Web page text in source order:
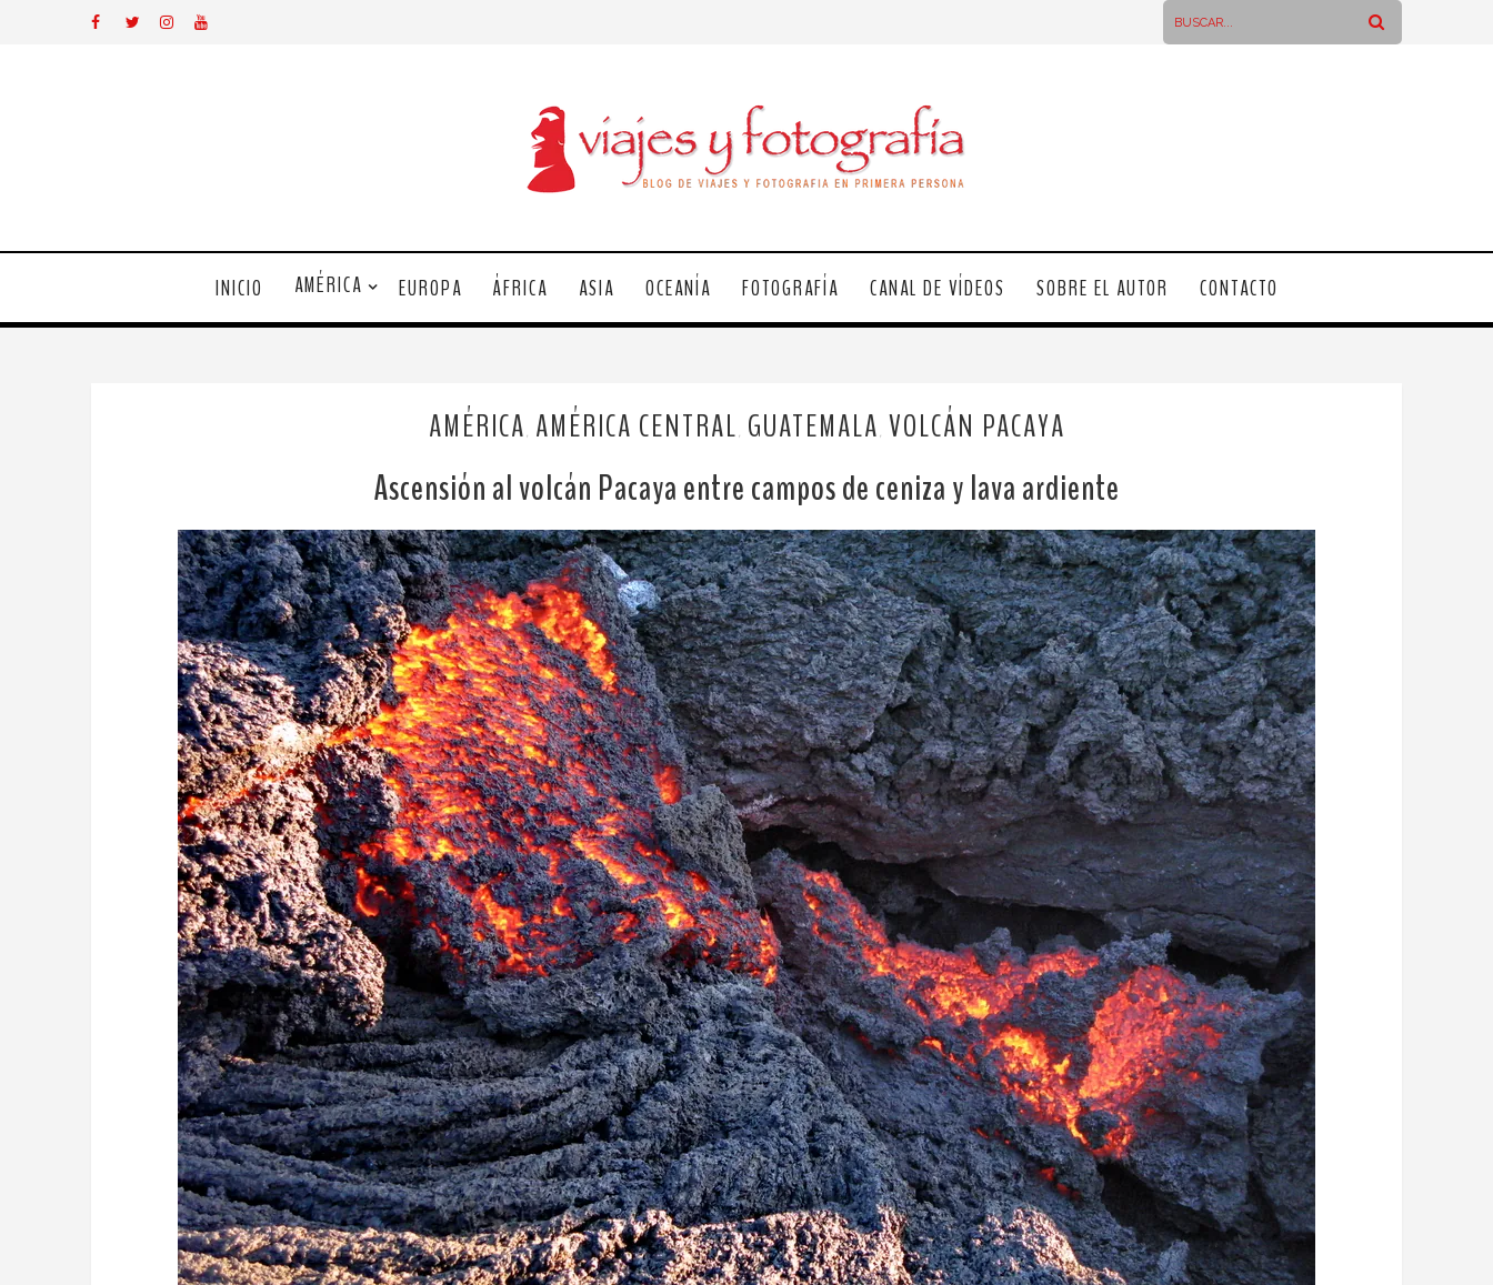
INICIO AMÉRICA EUROPA ÁFRICA ASIA OCEANÍA FOTOGRAFÍA CANAL DE VÍDEOS SOBRE EL AUTOR CONTACTO
AMÉRICA AMÉRICA CENTRAL GUATEMALA VOLCÁN PACAYA
Ascensión al volcán Pacaya entre campos de ceniza y lava ardiente